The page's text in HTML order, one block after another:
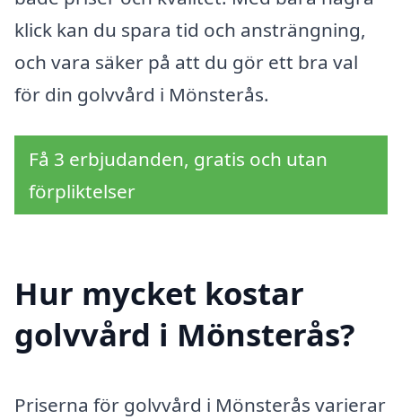
klick kan du spara tid och ansträngning,
och vara säker på att du gör ett bra val
för din golvvård i Mönsterås.
Få 3 erbjudanden, gratis och utan
förpliktelser
Hur mycket kostar
golvvård i Mönsterås?
Priserna för golvvård i Mönsterås varierar